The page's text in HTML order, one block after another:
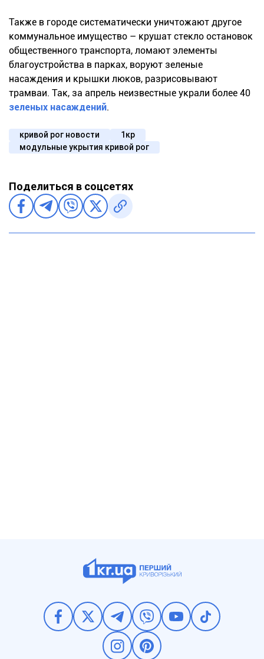
Также в городе систематически уничтожают другое
коммунальное имущество – крушат стекло остановок
общественного транспорта, ломают элементы
благоустройства в парках, воруют зеленые
насаждения и крышки люков, разрисовывают
трамваи. Так, за апрель неизвестные украли более 40
зеленых насаждений.
кривой рог новости
1кр
модульные укрытия кривой рог
Поделиться в соцсетях